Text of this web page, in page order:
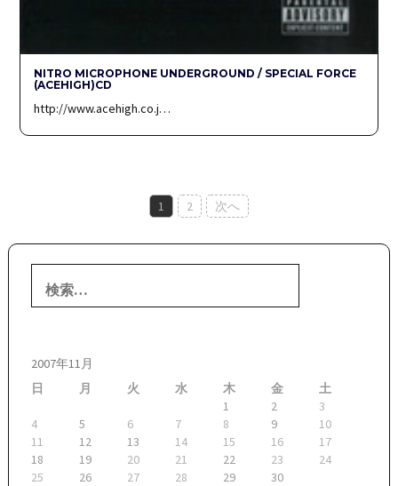
NITRO MICROPHONE UNDERGROUND / SPECIAL FORCE
(ACEHIGH)CD
http://www.acehigh.co.j…
稿
ナ
ー
シ
ョ
ン
1 2 次へ
索:
2007年11月
日
月 火 水 木 金
土
1
2
3
4
5 6 7 8 9
10
11
12 13 14 15 16
17
18
19 20 21 22 23
24
25
26 27 28 29 30